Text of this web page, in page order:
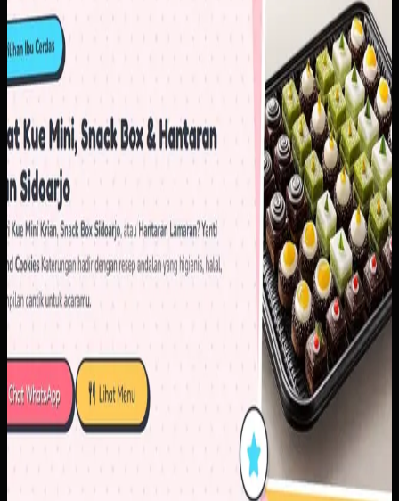
terstruktur, informasi produk yang mudah dipindai, dan CTA
order yang langsung mengarah ke alur komunikasi utama.
Hasilnya, pelanggan bisa memahami pilihan produk lebih
cepat sebelum masuk ke percakapan penjualan.
Baca studi kasus lengkap